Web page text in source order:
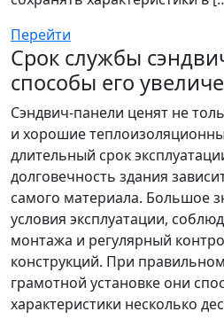
Перейти
Срок службы
способы его
Сэндвич-панели ценят не
и хорошие
длительный срок
долговечность здания
самого материала. Большое
условия эксплуатации,
монтажа и регулярный
конструкций. При
грамотной установке они
характеристики несколько